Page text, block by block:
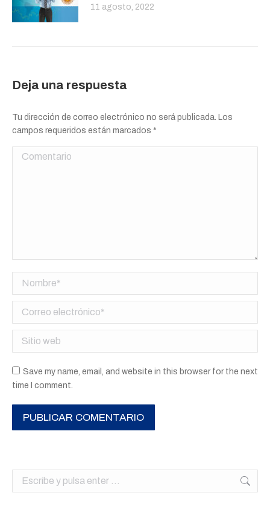
11 agosto, 2022
Deja una respuesta
Tu dirección de correo electrónico no será publicada. Los
campos requeridos están marcados *
Comentario
Nombre *
Correo electrónico *
Sitio web
Save my name, email, and website in this browser for the next
time I comment.
PUBLICAR COMENTARIO
Buscar: